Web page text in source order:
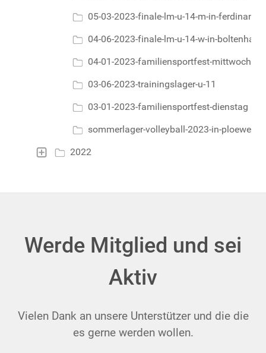
05-03-2023-finale-lm-u-14-m-in-
04-06-2023-finale-lm-u-14-w-in-
04-01-2023-familiensportfest-mittwochs
03-06-2023-trainingslager-u-11
03-01-2023-familiensportfest-dienstag
sommerlager-volleyball-2023-in-ploewen
2022
Werde Mitglied und sei
Aktiv
Vielen Dank an unsere Unterstützer und die die
es gerne werden wollen.